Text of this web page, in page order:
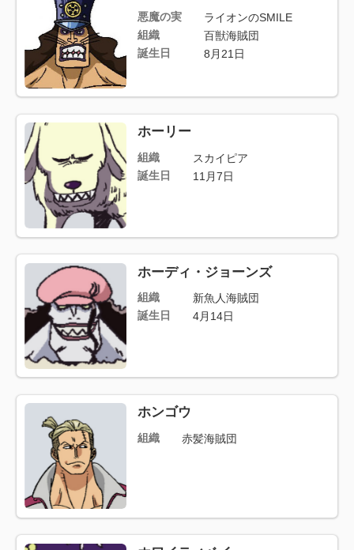
悪魔の実
ライオンのSMILE
組織
百獣海賊団
誕生日
8月21日
ホーリー
組織
スカイピア
誕生日
11月7日
ホーディ・ジョーンズ
組織
新魚人海賊団
誕生日
4月14日
ホンゴウ
組織 赤髪海賊団